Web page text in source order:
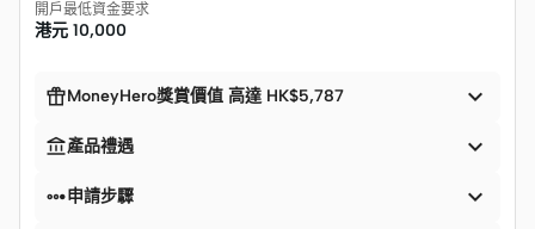
開戶最低資金要求
港元 10,000
MoneyHero獎賞價值 高達 HK$5,787 
產品禮遇 
申請步驟 